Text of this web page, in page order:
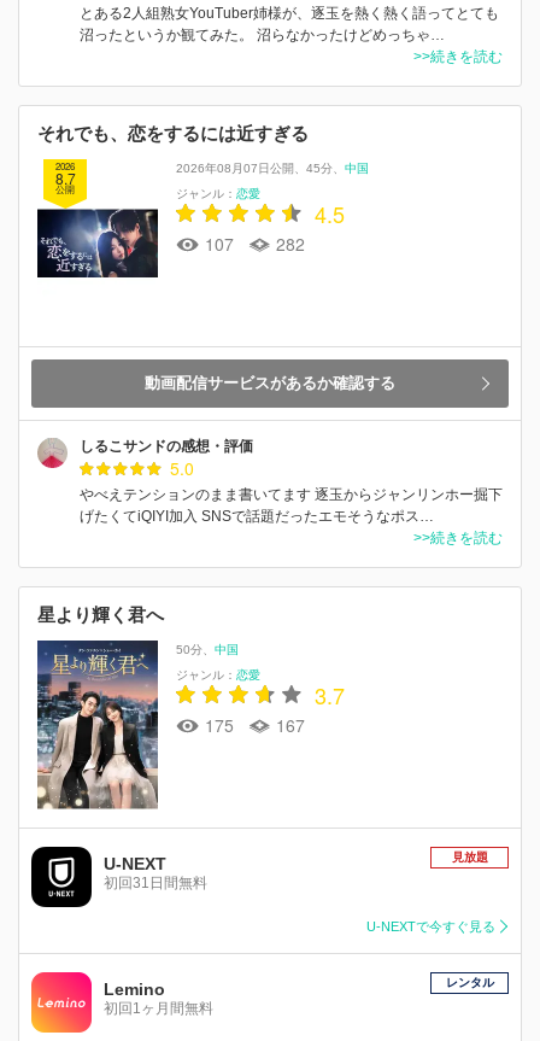
とある2人組熟女YouTuber姉様が、逐玉を熱く熱く語ってとても
沼ったというか観てみた。 沼らなかったけどめっちゃ…
>>続きを読む
それでも、恋をするには近すぎる
2026
8.7
公開
2026年08月07日公開 45分
中国
ジャンル： 恋愛
4.5
107 282
動画配信サービスがあるか確認する
しるこサンドの感想・評価
5.0
やべえテンションのまま書いてます 逐玉からジャンリンホー掘下
げたくてiQIYI加入 SNSで話題だったエモそうなポス…
>>続きを読む
星より輝く君へ
50分
中国
ジャンル： 恋愛
3.7
175 167
U-NEXT
初回31日間無料
見放題
U-NEXTで今すぐ見る
Lemino
初回1ヶ月間無料
レンタル